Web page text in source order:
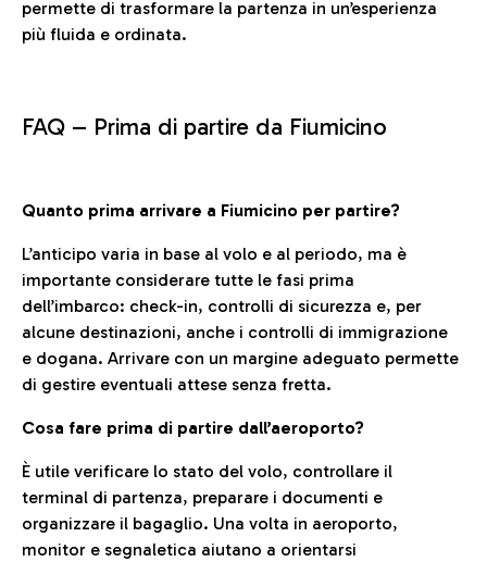
permette di trasformare la partenza in un’esperienza
più fluida e ordinata.
FAQ – Prima di partire da Fiumicino
Quanto prima arrivare a Fiumicino per partire?
L’anticipo varia in base al volo e al periodo, ma è
importante considerare tutte le fasi prima
dell’imbarco: check-in, controlli di sicurezza e, per
alcune destinazioni, anche i controlli di immigrazione
e dogana. Arrivare con un margine adeguato permette
di gestire eventuali attese senza fretta.
Cosa fare prima di partire dall’aeroporto?
È utile verificare lo stato del volo, controllare il
terminal di partenza, preparare i documenti e
organizzare il bagaglio. Una volta in aeroporto,
monitor e segnaletica aiutano a orientarsi